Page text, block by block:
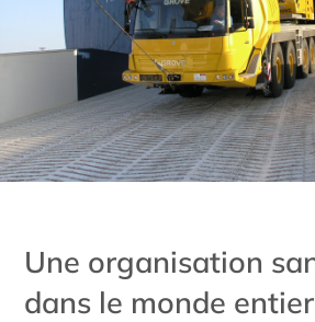
Une organisation
dans le monde entier